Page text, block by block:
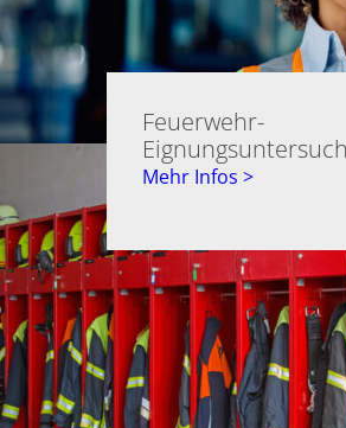
Feuerwehr-
Mehr Infos >